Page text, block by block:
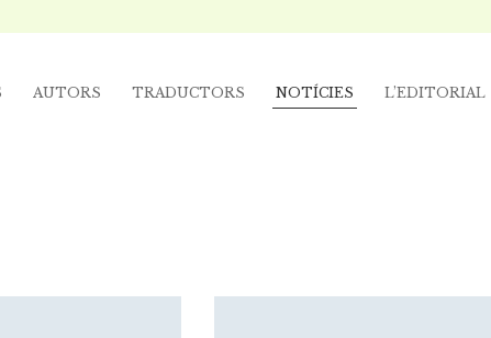
AUTORS TRADUCTORS NOTÍCIES L’EDITORIAL